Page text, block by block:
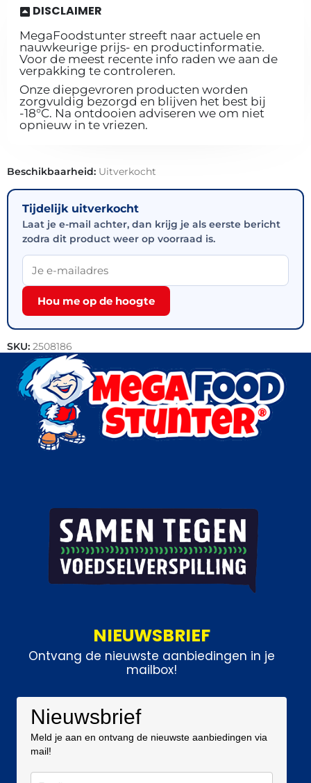
DISCLAIMER
MegaFoodstunter streeft naar actuele en
nauwkeurige prijs- en productinformatie.
Voor de meest recente info raden we aan de
verpakking te controleren.
Onze diepgevroren producten worden
zorgvuldig bezorgd en blijven het best bij
-18°C. Na ontdooien adviseren we om niet
opnieuw in te vriezen.
Beschikbaarheid: Uitverkocht
Tijdelijk uitverkocht
Laat je e-mail achter, dan krijg je als eerste bericht
zodra dit product weer op voorraad is.
Hou me op de hoogte
SKU: 2508186
Categorie: Snacks
NIEUWSBRIEF
Ontvang de nieuwste aanbiedingen in je
mailbox!
Nieuwsbrief
Meld je aan en ontvang de nieuwste aanbiedingen via
mail!